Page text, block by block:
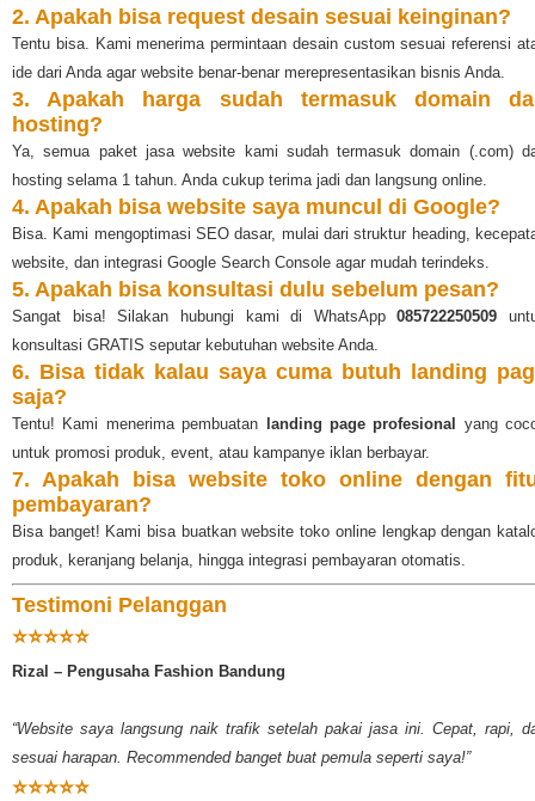
2. Apakah bisa request desain sesuai keinginan?
Tentu bisa. Kami menerima permintaan desain custom sesuai referensi
ide dari Anda agar website benar-benar merepresentasikan bisnis Anda.
3. Apakah harga sudah termasuk domain
hosting?
Ya, semua paket jasa website kami sudah termasuk domain (.com)
hosting selama 1 tahun. Anda cukup terima jadi dan langsung online.
4. Apakah bisa website saya muncul di Google?
Bisa. Kami mengoptimasi SEO dasar, mulai dari struktur heading,
website, dan integrasi Google Search Console agar mudah terindeks.
5. Apakah bisa konsultasi dulu sebelum pesan?
Sangat bisa! Silakan hubungi kami di WhatsApp085722250509
konsultasi GRATIS seputar kebutuhan website Anda.
6. Bisa tidak kalau saya cuma butuh landing
saja?
Tentu! Kami menerima pembuatan landing page profesional
yang
untuk promosi produk, event, atau kampanye iklan berbayar.
7. Apakah bisa website toko online dengan
pembayaran?
Bisa banget! Kami bisa buatkan website toko online lengkap dengan
produk, keranjang belanja, hingga integrasi pembayaran otomatis.
Testimoni Pelanggan
⭐⭐⭐⭐⭐
Rizal – Pengusaha Fashion Bandung
“Website saya langsung naik trafik setelah pakai jasa ini. Cepat, rapi,
sesuai harapan. Recommended banget buat pemula seperti saya!”
⭐⭐⭐⭐⭐